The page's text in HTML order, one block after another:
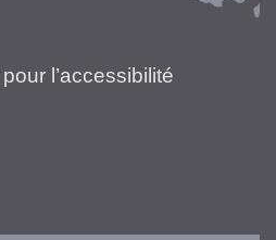
l’accessibilité